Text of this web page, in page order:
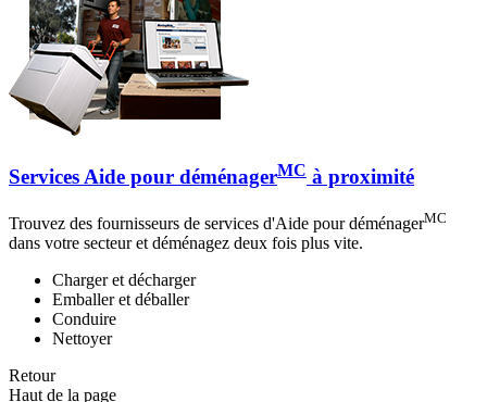
Services Aide pour déménagerMC à proximité
Trouvez des fournisseurs de services d'Aide pour déménagerMC
dans votre secteur et déménagez deux fois plus vite.
Charger et décharger
Emballer et déballer
Conduire
Nettoyer
Retour
Haut de la page